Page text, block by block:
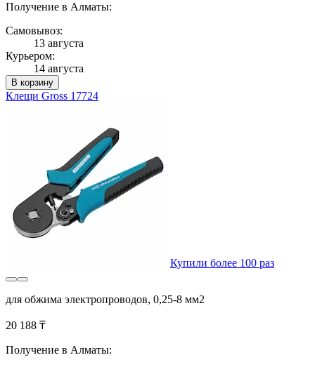
Получение в Алматы:
Самовывоз:
13 августа
Курьером:
14 августа
В корзину
Клещи Gross 17724
Купили более 100 раз
для обжима электропроводов, 0,25-8 мм2
20 188 ₸
Получение в Алматы: